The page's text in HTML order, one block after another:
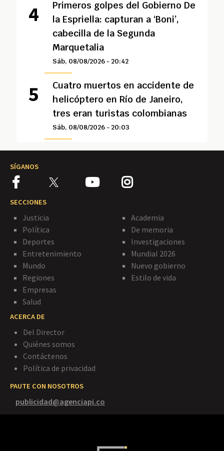
Primeros golpes del Gobierno De
la Espriella: capturan a ‘Boni’,
cabecilla de la Segunda
Marquetalia
Sáb, 08/08/2026 - 20:42
Cuatro muertos en accidente de
helicóptero en Río de Janeiro,
tres eran turistas colombianas
Sáb, 08/08/2026 - 20:03
SÍGANOS
SECCIONES
Justicia
Política
Deportes
Entretenimiento
Mundo
Regiones
Empresas
Salud
Academia
De memoria
Investigaciones
Mundial 2026
Nuevo gobierno
Estilo de vida
ACERCA DE
Del Director
Quiénes somos
Contáctenos
Política de privacidad
PAUTE CON NOSOTROS
publicidad@agenciapi.co